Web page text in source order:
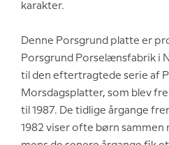
karakter.
Denne Porsgrund platte er
Porsgrund Porselænsfabrik i
til den eftertragtede serie af
Morsdagsplatter, som blev
til 1987. De tidlige årgange
1982 viser ofte børn sammen